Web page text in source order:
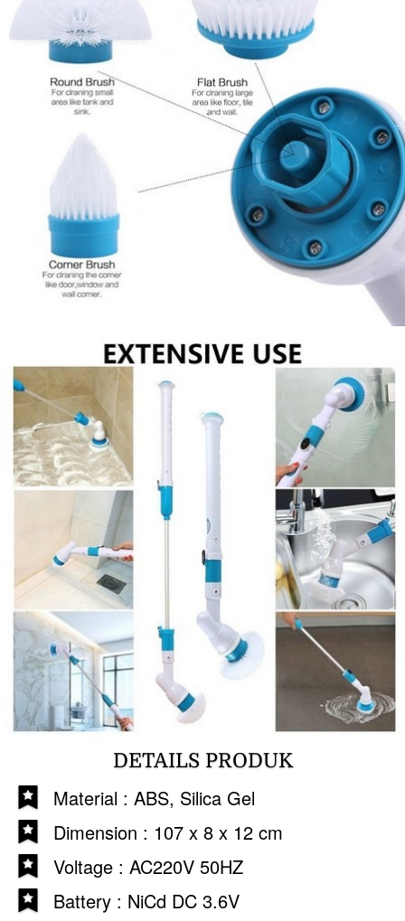
DETAILS PRODUK
Material : ABS, Silica Gel
Dimension : 107 x 8 x 12 cm
Voltage : AC220V 50HZ
Battery : NiCd DC 3.6V